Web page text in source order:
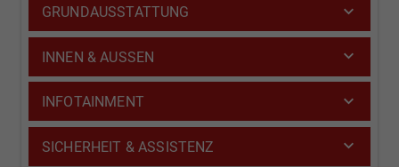
GRUNDAUSSTATTUNG
INNEN & AUSSEN
INFOTAINMENT
SICHERHEIT & ASSISTENZ